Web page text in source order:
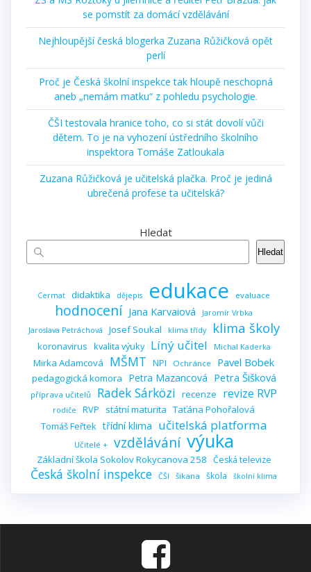
se pomstít za domácí vzdělávání
Nejhloupější česká blogerka Zuzana Růžičková opět
perlí
Proč je Česká školní inspekce tak hloupě neschopná
aneb „nemám matku“ z pohledu psychologie.
ČŠI testovala hranice toho, co si stát dovolí vůči
dětem. To je na vyhození ústředního školního
inspektora Tomáše Zatloukala
Zuzana Růžičková je učitelská plačka. Proč je jediná
ubrečená profese ta učitelská?
Hledat
Hledat
Cermat didaktika dějepis edukace evaluace
hodnocení Jana Karvaiová
Jaromír Vrbka
Jaroslava Petráchová
Josef Soukal klima třídy klima školy
koronavirus kvalita výuky Líný učitel Michal Kaderka
Mirka Adamcová MŠMT NPI Ochránce Pavel Bobek
pedagogická komora Petra Mazancová Petra Šišková
příprava učitelů Radek Sárközi recenze revize RVP
rodiče RVP státní maturita Taťána Pohořalová
Tomáš Feřtek třídní klima učitelská platforma
Učitelé + vzdělávání výuka
Základní škola Sokolov Rokycanova 258 Česká televize
Česká školní inspekce ČŠI šikana škola školní klima